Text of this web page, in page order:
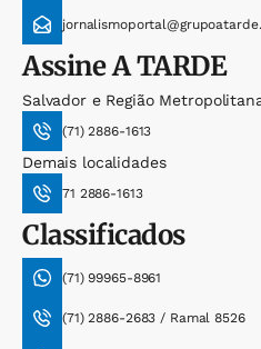
AssineA TARDE
Salvador e Região
(71) 2886-1613
Demais localidades
71 2886-1613
Classificados
(71) 99965-8961
(71) 2886-2683 / Ramal 8526